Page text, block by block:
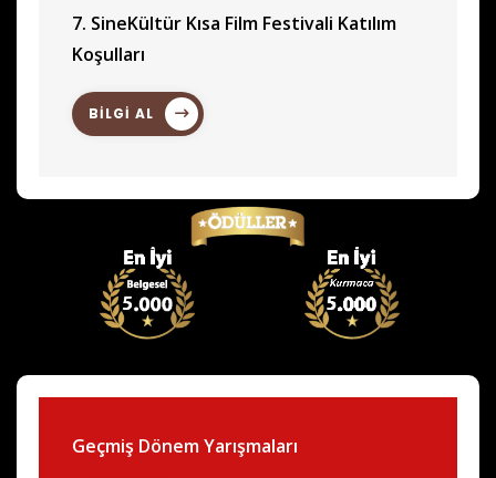
7. SineKültür Kısa Film Festivali Katılım
Koşulları
BİLGİ AL
Geçmiş Dönem Yarışmaları